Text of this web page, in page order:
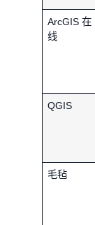
ArcGIS 在
线
QGIS
毛毡